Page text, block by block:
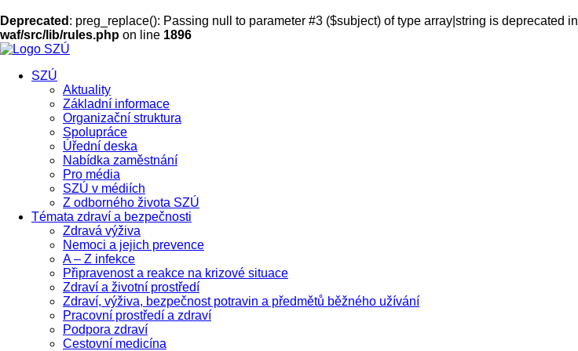
Deprecated : preg_replace(): Passing null to parameter #3 ($subject) of type array|string is deprecated in
waf/src/lib/rules.php on line 1896
SZÚ
Aktuality
Základní informace
Organizační struktura
Spolupráce
Úřední deska
Nabídka zaměstnání
Pro média
SZÚ v médiích
Z odborného života SZÚ
Témata zdraví a bezpečnosti
Zdravá výživa
Nemoci a jejich prevence
A – Z infekce
Připravenost a reakce na krizové situace
Zdraví a životní prostředí
Zdraví, výživa, bezpečnost potravin a předmětů běžného užívání
Pracovní prostředí a zdraví
Podpora zdraví
Cestovní medicína